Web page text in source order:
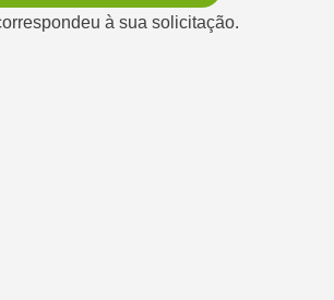
à sua solicitação.